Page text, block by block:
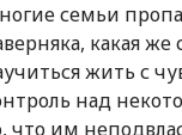
семьи
какая
жить с
над
что им